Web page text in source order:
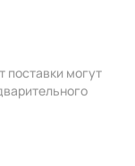
поставки могут